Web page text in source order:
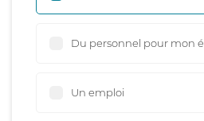
Du personnel pour mon
Un emploi